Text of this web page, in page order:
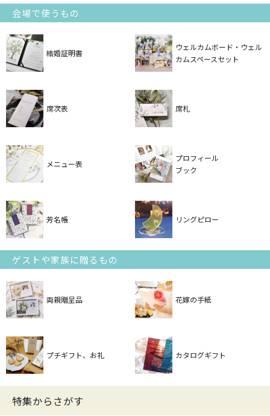
会場で使うもの
結婚証明書
ウェルカムボード・ウェル
カムスペースセット
席次表 席札
メニュー表
プロフィール
ブック
芳名帳 リングピロー
ゲストや家族に贈るもの
両親贈呈品 花嫁の手紙
プチギフト、お礼 カタログギフト
特集からさがす